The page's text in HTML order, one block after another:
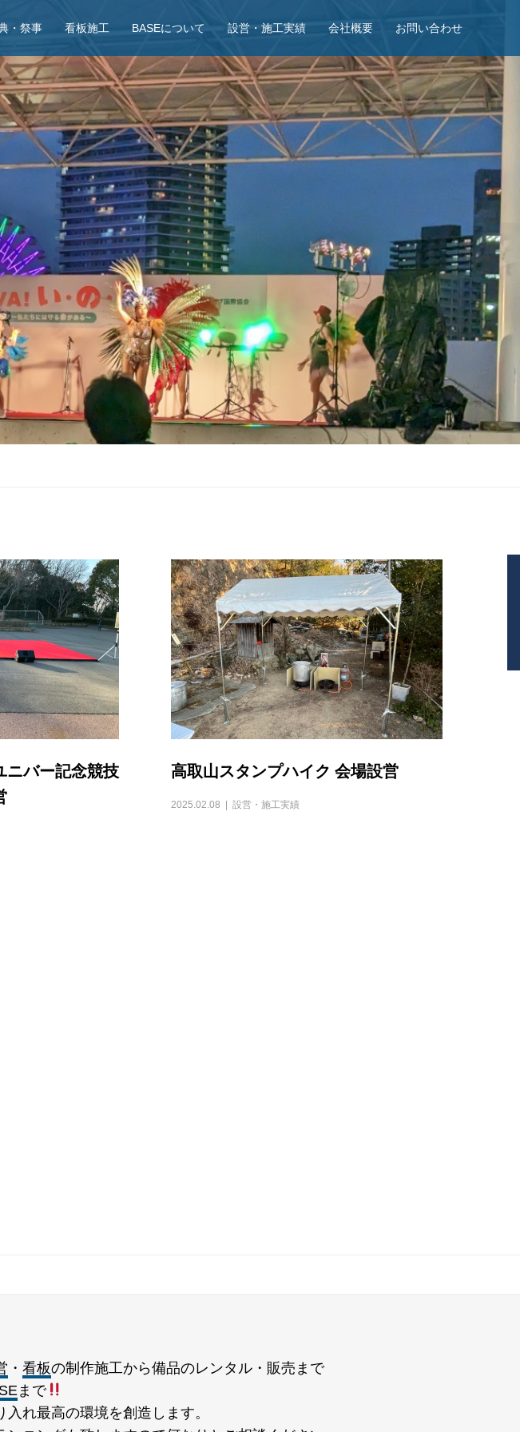
・祭事 看板施工 BASEについて 設営・施工実績 会社概要 お問い合わせ
バー記念競技
高取山スタンプハイク 会場設営
2025.02.08 設営・施工実績
・看板の制作施工から備品のレンタル・販売まで
まで
れ最高の環境を創造します。